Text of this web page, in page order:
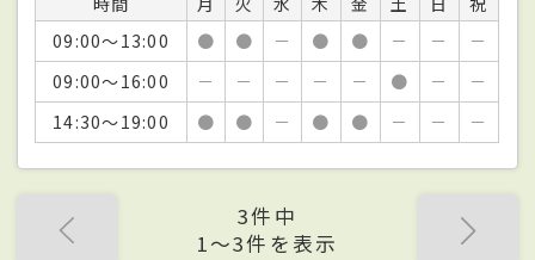
09:00～13:00
● ● － ● ● － －
－
09:00～16:00
－ － － － － ● －
－
14:30～19:00
● ● － ● ● － － －
3件中
1〜3件を表示